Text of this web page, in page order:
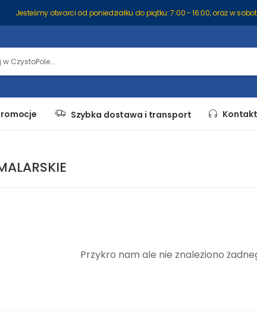
Jesteśmy otwarci od poniedziałku do piątku: 7:00 - 16:00, oraz w
Szybka dostawa i transport Kontakt
Przykro nam ale nie znaleziono